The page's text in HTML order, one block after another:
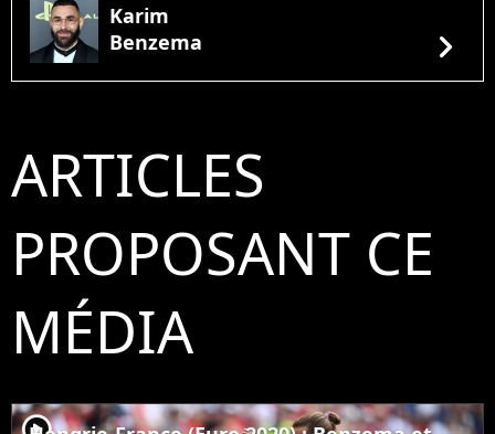
Karim
Benzema
chevron_right
ARTICLES
PROPOSANT CE
MÉDIA